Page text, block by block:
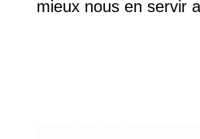
mieux nous en servir